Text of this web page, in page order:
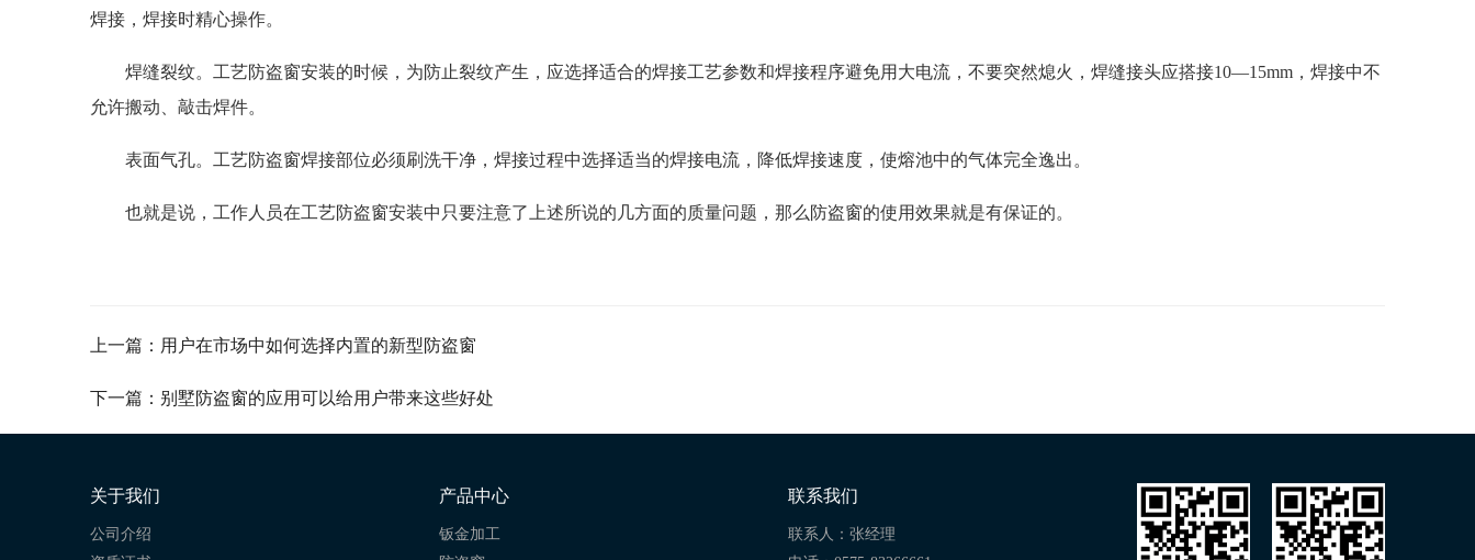
焊接，焊接时精心操作。
焊缝裂纹。工艺防盗窗安装的时候，为防止裂纹产生，应选择适合的焊接工艺参数和焊接程序避免用大电流，不要突然熄火，焊缝接头应搭接10—15mm，焊接中不
允许搬动、敲击焊件。
表面气孔。工艺防盗窗焊接部位必须刷洗干净，焊接过程中选择适当的焊接电流，降低焊接速度，使熔池中的气体完全逸出。
也就是说，工作人员在工艺防盗窗安装中只要注意了上述所说的几方面的质量问题，那么防盗窗的使用效果就是有保证的。
上一篇：用户在市场中如何选择内置的新型防盗窗
下一篇：别墅防盗窗的应用可以给用户带来这些好处
关于我们
公司介绍
产品中心
钣金加工
联系我们
联系人：张经理